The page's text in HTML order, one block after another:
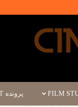
پرونده SPOTLIGHT